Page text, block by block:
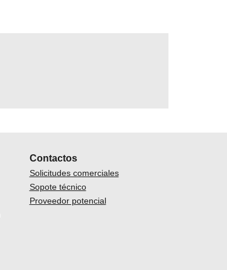
Contactos
Solicitudes comerciales
Sopote técnico
Proveedor potencial